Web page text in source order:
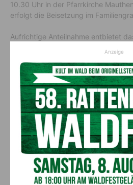
10.30 Uhr in der Pfarrkirche
erfolgt die Beisetzung im
Aufrichtige Anteilnahme entbietet
Vorheriger Artikel
Einkaufen mit Herz
Anzeige